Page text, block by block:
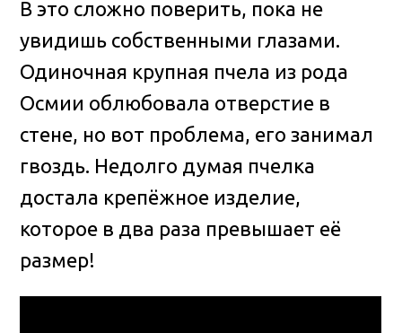
В это сложно поверить, пока не
увидишь собственными глазами.
Одиночная крупная пчела из рода
Осмии облюбовала отверстие в
стене, но вот проблема, его занимал
гвоздь. Недолго думая пчелка
достала крепёжное изделие,
которое в два раза превышает её
размер!